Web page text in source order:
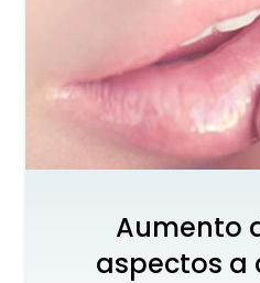
Aumento
aspectos a